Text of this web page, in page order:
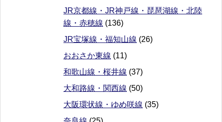
JR京都線・JR神戸線・琵琶湖線・北陸
線・赤穂線 (136)
JR宝塚線・福知山線 (26)
おおさか東線 (11)
和歌山線・桜井線 (37)
大和路線・関西線 (50)
大阪環状線・ゆめ咲線 (35)